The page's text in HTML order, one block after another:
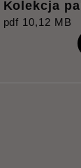
Kolekcja
pdf 10,12 MB